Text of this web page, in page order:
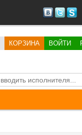
КОРЗИНА ВОЙТИ